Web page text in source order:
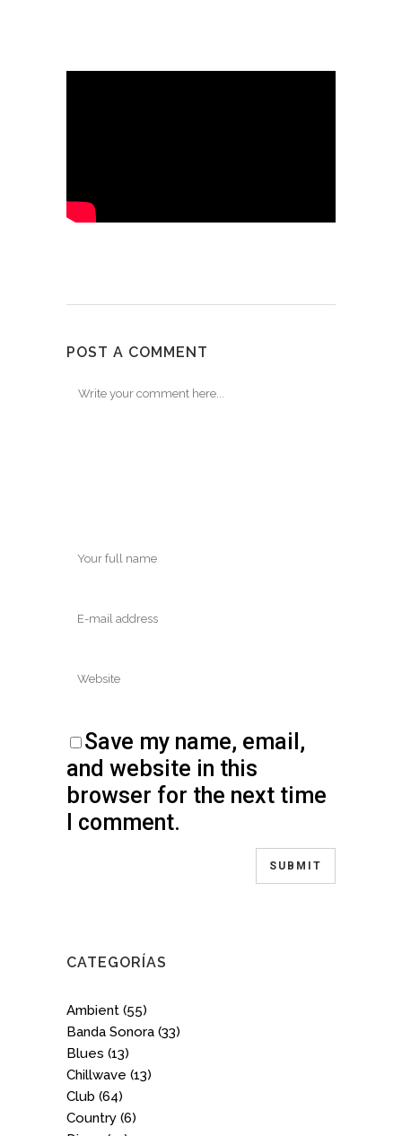
POST A COMMENT
Save my name, email,
and website in this
browser for the next time
I comment.
CATEGORÍAS
Ambient (55)
Banda Sonora (33)
Blues (13)
Chillwave (13)
Club (64)
Country (6)